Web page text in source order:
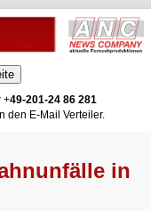
+49-201-24 86 281
den E-Mail Verteiler.
in